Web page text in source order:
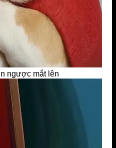
ngược mắt lên